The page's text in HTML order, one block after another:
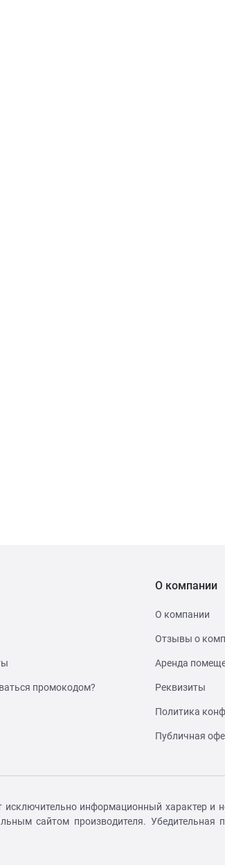
промокодом?
О компании
О компании
Отзывы о
Аренда
Реквизиты
Политика
Публичная
исключительно информационный характер
сайтом производителя.